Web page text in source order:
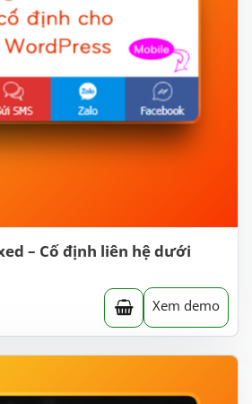
– Cố định liên hệ dưới
Xem demo